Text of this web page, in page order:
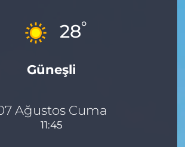
28°
Güneşli
Ağustos Cuma
11:45